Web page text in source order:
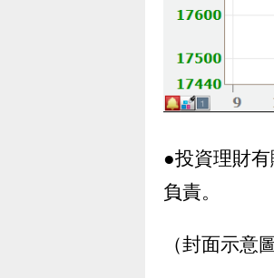
●投資理財
負責。
（封面示意